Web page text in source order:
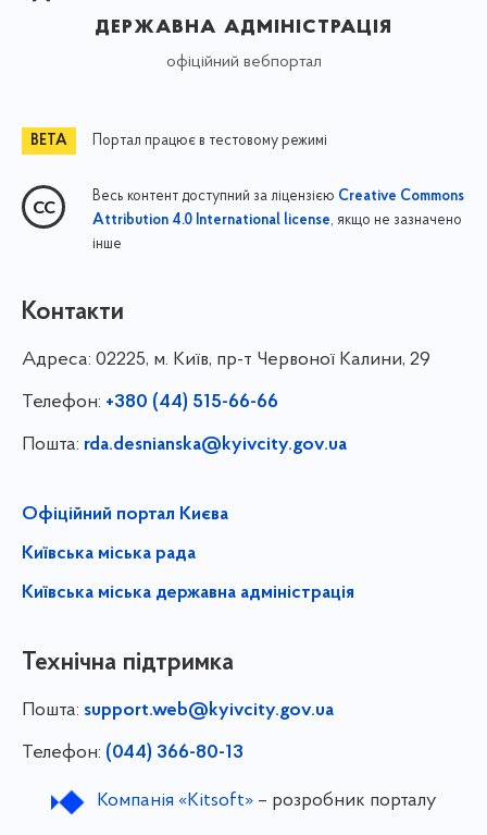
державна адміністрація
офіційний вебпортал
Портал працює в тестовому режимі
Весь контент доступний за ліцензією Creative Commons
Attribution 4.0 International license, якщо не зазначено
інше
Контакти
Адреса: 02225, м. Київ, пр-т Червоної Калини, 29
Телефон: +380 (44) 515-66-66
Пошта: rda.desnianska@kyivcity.gov.ua
Офіційний портал Києва
Київська міська рада
Київська міська державна адміністрація
Технічна підтримка
Пошта: support.web@kyivcity.gov.ua
Телефон: (044) 366-80-13
Компанія «Kitsoft»– розробник порталу